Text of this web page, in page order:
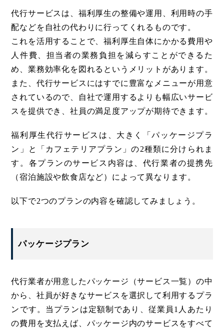
代行サービスは、福利厚生の整備や運用、利用時の手
配などを自社の代わりに行ってくれるものです。
これを活用することで、福利厚生自体にかかる費用や
人件費、担当者の業務負担を減らすことができるた
め、業務効率化を図れるというメリットがあります。
また、代行サービスにはすでに豊富なメニューが用意
されているので、自社で運用するよりも幅広いサービ
スを提供でき、社員の満足度アップが期待できます。
福利厚生代行サービスは、大きく「パッケージプラ
ン」と「カフェテリアプラン」の2種類に分けられま
す。各プランのサービス内容は、代行業者の提携先
（宿泊施設や飲食店など）によって異なります。
以下で2つのプランの内容を確認してみましょう。
パッケージプラン
代行業者が用意したパッケージ（サービス一覧）の中
から、社員が好きなサービスを選択して利用するプラ
ンです。当プランは定額制であり、従業員1人あたり
の費用を支払えば、パッケージ内のサービスをすべて